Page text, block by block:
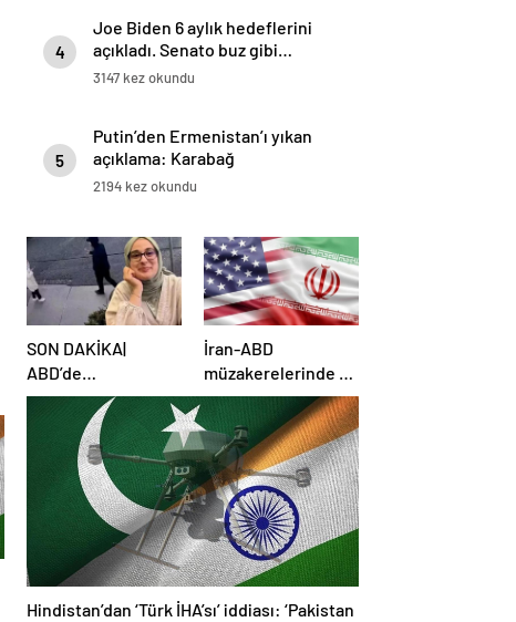
4
Joe Biden 6 aylık hedeflerini
açıkladı. Senato buz gibi…
3147 kez okundu
5
Putin’den Ermenistan’ı yıkan
açıklama: Karabağ
Azerbaycan’ın ayrılmaz bir
2194 kez okundu
SON DAKİKA|
ABD’de
mahkemeden
Rümeysa Öztürk
kararı: Serbest
bırakıldı!
İran-ABD
müzakerelerinde 4.
tur için tarih belli
oldu
Hindistan’dan ‘Türk İHA’sı’ iddiası: ‘Pakistan